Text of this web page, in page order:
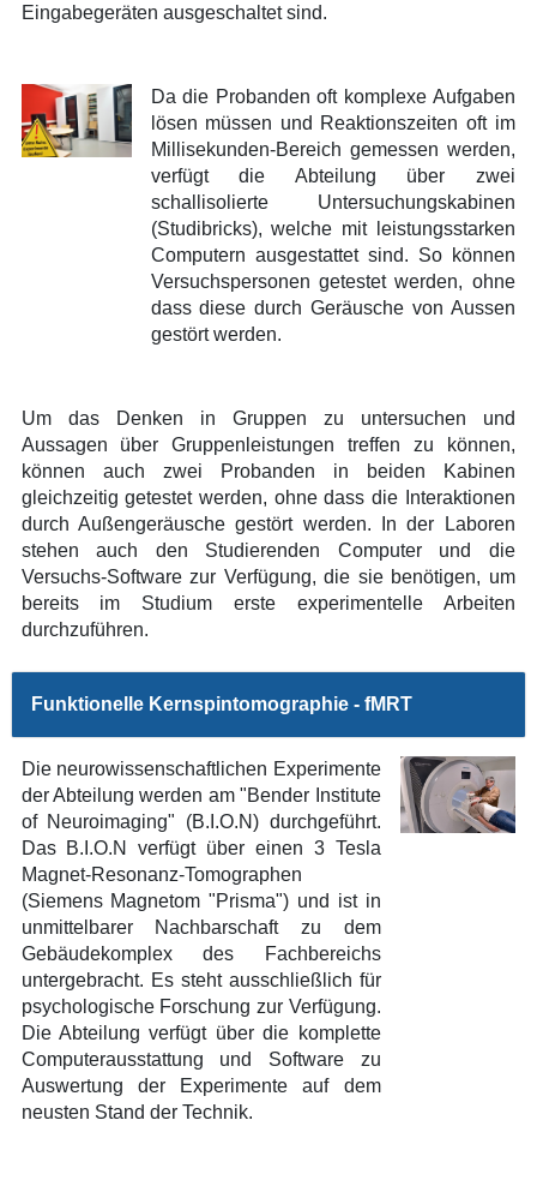
Eingabegeräten ausgeschaltet sind.
Da die Probanden oft komplexe Aufgaben
lösen müssen und Reaktionszeiten oft im
Millisekunden-Bereich gemessen werden,
verfügt die Abteilung über zwei
schallisolierte Untersuchungskabinen
(Studibricks), welche mit leistungsstarken
Computern ausgestattet sind. So können
Versuchspersonen getestet werden, ohne
dass diese durch Geräusche von Aussen
gestört werden.
Um das Denken in Gruppen zu untersuchen und
Aussagen über Gruppenleistungen treffen zu können,
können auch zwei Probanden in beiden Kabinen
gleichzeitig getestet werden, ohne dass die Interaktionen
durch Außengeräusche gestört werden. In der Laboren
stehen auch den Studierenden Computer und die
Versuchs-Software zur Verfügung, die sie benötigen, um
bereits im Studium erste experimentelle Arbeiten
durchzuführen.
Funktionelle Kernspintomographie - fMRT
Die neurowissenschaftlichen Experimente
der Abteilung werden am "Bender Institute
of Neuroimaging" (B.I.O.N) durchgeführt.
Das B.I.O.N verfügt über einen 3 Tesla
Magnet-Resonanz-Tomographen
(Siemens Magnetom "Prisma") und ist in
unmittelbarer Nachbarschaft zu dem
Gebäudekomplex des Fachbereichs
untergebracht. Es steht ausschließlich für
psychologische Forschung zur Verfügung.
Die Abteilung verfügt über die komplette
Computerausstattung und Software zu
Auswertung der Experimente auf dem
neusten Stand der Technik.